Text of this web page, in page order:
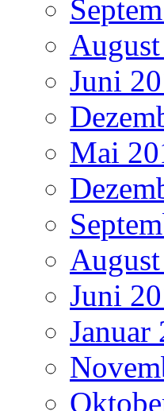
Juni
Mai
Juni
Januar